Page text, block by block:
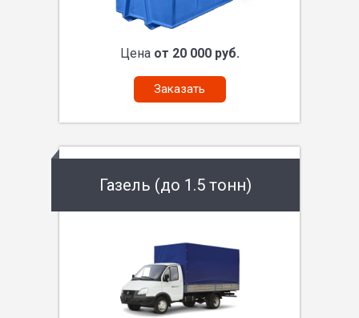
Цена от 20 000 руб.
Заказать
Газель (до 1.5 тонн)